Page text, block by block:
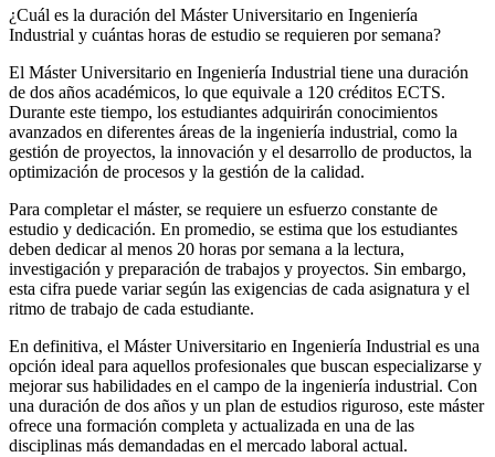
¿Cuál es la duración del Máster Universitario en Ingeniería
Industrial y cuántas horas de estudio se requieren por semana?
El Máster Universitario en Ingeniería Industrial tiene una duración
de dos años académicos, lo que equivale a 120 créditos ECTS.
Durante este tiempo, los estudiantes adquirirán conocimientos
avanzados en diferentes áreas de la ingeniería industrial, como la
gestión de proyectos, la innovación y el desarrollo de productos, la
optimización de procesos y la gestión de la calidad.
Para completar el máster, se requiere un esfuerzo constante de
estudio y dedicación. En promedio, se estima que los estudiantes
deben dedicar al menos 20 horas por semana a la lectura,
investigación y preparación de trabajos y proyectos. Sin embargo,
esta cifra puede variar según las exigencias de cada asignatura y el
ritmo de trabajo de cada estudiante.
En definitiva, el Máster Universitario en Ingeniería Industrial es una
opción ideal para aquellos profesionales que buscan especializarse y
mejorar sus habilidades en el campo de la ingeniería industrial. Con
una duración de dos años y un plan de estudios riguroso, este máster
ofrece una formación completa y actualizada en una de las
disciplinas más demandadas en el mercado laboral actual.